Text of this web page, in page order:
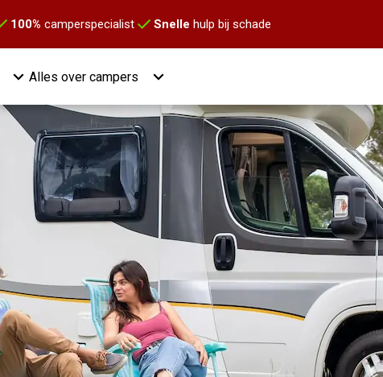
100% camperspecialist Snelle hulp bij schade
Alles over campers